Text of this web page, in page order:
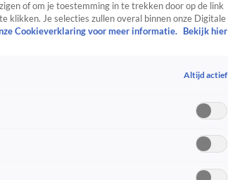
of om je toestemming in te trekken door op de link
klikken. Je selecties zullen overal binnen onze Digitale
Cookieverklaring voor meer informatie.
Bekijk hier
Altijd actief